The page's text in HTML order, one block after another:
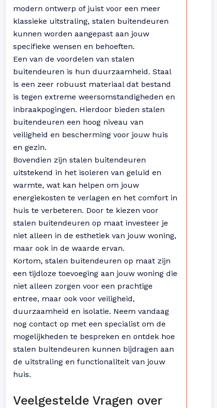
modern ontwerp of juist voor een meer
klassieke uitstraling, stalen buitendeuren
kunnen worden aangepast aan jouw
specifieke wensen en behoeften.
Een van de voordelen van stalen
buitendeuren is hun duurzaamheid. Staal
is een zeer robuust materiaal dat bestand
is tegen extreme weersomstandigheden en
inbraakpogingen. Hierdoor bieden stalen
buitendeuren een hoog niveau van
veiligheid en bescherming voor jouw huis
en gezin.
Bovendien zijn stalen buitendeuren
uitstekend in het isoleren van geluid en
warmte, wat kan helpen om jouw
energiekosten te verlagen en het comfort in
huis te verbeteren. Door te kiezen voor
stalen buitendeuren op maat investeer je
niet alleen in de esthetiek van jouw woning,
maar ook in de waarde ervan.
Kortom, stalen buitendeuren op maat zijn
een tijdloze toevoeging aan jouw woning die
niet alleen zorgen voor een prachtige
entree, maar ook voor veiligheid,
duurzaamheid en isolatie. Neem vandaag
nog contact op met een specialist om de
mogelijkheden te bespreken en ontdek hoe
stalen buitendeuren kunnen bijdragen aan
de uitstraling en functionaliteit van jouw
huis.
Veelgestelde Vragen over